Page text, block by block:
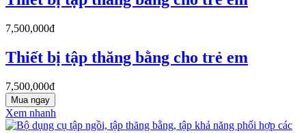
7,500,000đ
Thiết bị tập thăng bằng cho trẻ em
7,500,000đ
Mua ngay
Xem nhanh